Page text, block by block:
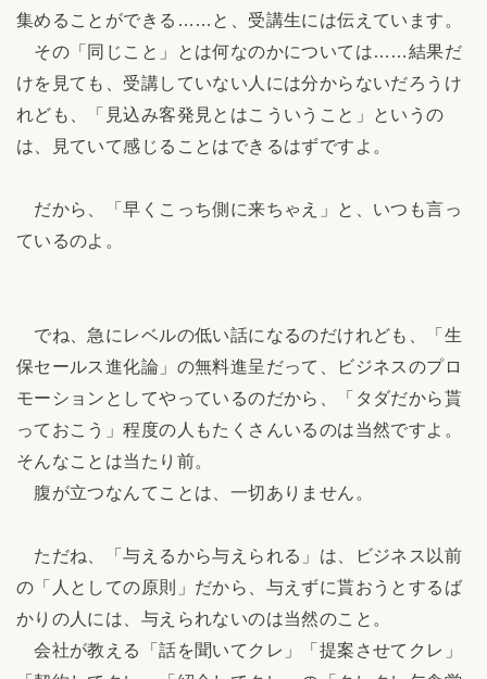
集めることができる……と、受講生には伝えています。
その「同じこと」とは何なのかについては……結果だ
けを見ても、受講していない人には分からないだろうけ
れども、「見込み客発見とはこういうこと」というの
は、見ていて感じることはできるはずですよ。
だから、「早くこっち側に来ちゃえ」と、いつも言っ
ているのよ。
でね、急にレベルの低い話になるのだけれども、「生
保セールス進化論」の無料進呈だって、ビジネスのプロ
モーションとしてやっているのだから、「タダだから貰
っておこう」程度の人もたくさんいるのは当然ですよ。
そんなことは当たり前。
腹が立つなんてことは、一切ありません。
ただね、「与えるから与えられる」は、ビジネス以前
の「人としての原則」だから、与えずに貰おうとするば
かりの人には、与えられないのは当然のこと。
会社が教える「話を聞いてクレ」「提案させてクレ」